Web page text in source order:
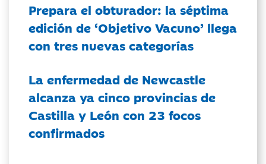
Prepara el obturador: la séptima
edición de ‘Objetivo Vacuno’ llega
con tres nuevas categorías
La enfermedad de Newcastle
alcanza ya cinco provincias de
Castilla y León con 23 focos
confirmados